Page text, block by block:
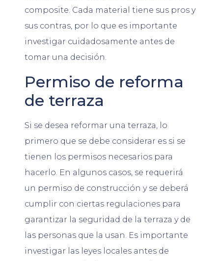
composite. Cada material tiene sus pros y
sus contras, por lo que es importante
investigar cuidadosamente antes de
tomar una decisión.
Permiso de reforma
de terraza
Si se desea reformar una terraza, lo
primero que se debe considerar es si se
tienen los permisos necesarios para
hacerlo. En algunos casos, se requerirá
un permiso de construcción y se deberá
cumplir con ciertas regulaciones para
garantizar la seguridad de la terraza y de
las personas que la usan. Es importante
investigar las leyes locales antes de